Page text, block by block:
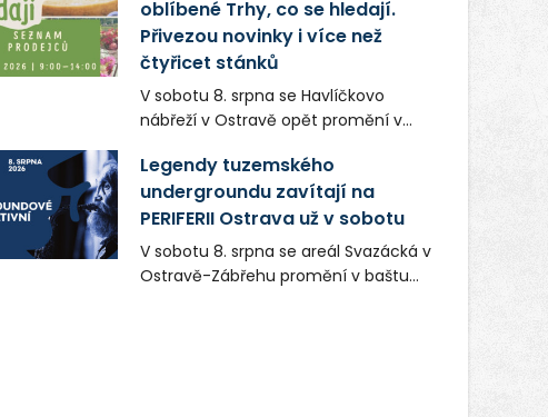
oblíbené Trhy, co se hledají.
Přivezou novinky i více než
čtyřicet stánků
V sobotu 8. srpna se Havlíčkovo
nábřeží v Ostravě opět promění v
lokálních výrobků. Trhy, co se hledají
tentokrát nabídnou více než čtyřicet
pečlivě vybraných stánků s kvalitní
gastronomií, farmářskými produkty,
designem i řemeslnou tvorbou.
Návštěvníci se mohou těšit nejen na
Legendy tuzemského
undergroundu zavítají na
PERIFERII Ostrava už v sobotu
V sobotu 8. srpna se areál Svazácká v
Ostravě-Zábřehu promění v baštu